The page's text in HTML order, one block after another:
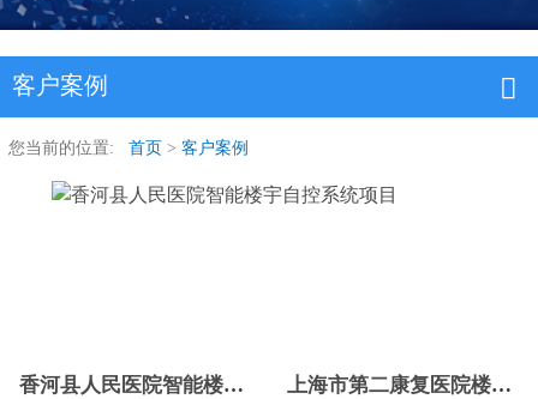
客户案例
您当前的位置:首页 >客户案例
香河县人民医院智能楼宇自控系统项目 上海市第二康复医院楼宇自控案例